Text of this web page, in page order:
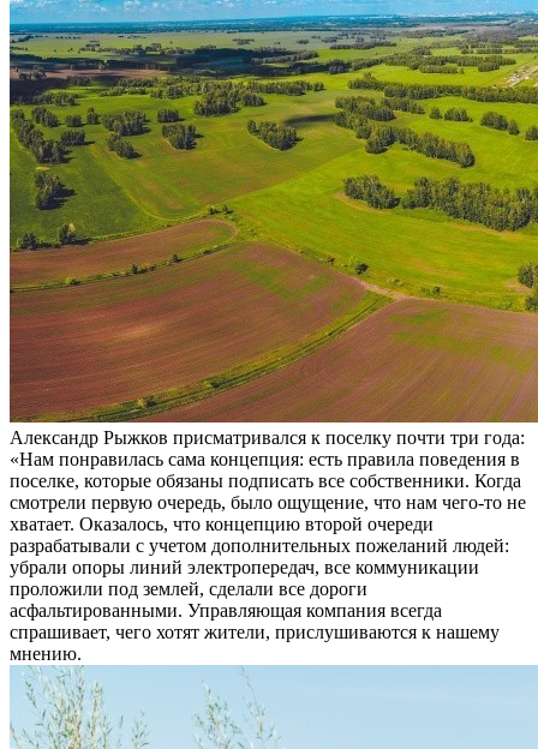
Александр Рыжков присматривался к поселку почти три года:
«Нам понравилась сама концепция: есть правила поведения в
поселке, которые обязаны подписать все собственники. Когда
смотрели первую очередь, было ощущение, что нам чего-то не
хватает. Оказалось, что концепцию второй очереди
разрабатывали с учетом дополнительных пожеланий людей:
убрали опоры линий электропередач, все коммуникации
проложили под землей, сделали все дороги
асфальтированными. Управляющая компания всегда
спрашивает, чего хотят жители, прислушиваются к нашему
мнению.